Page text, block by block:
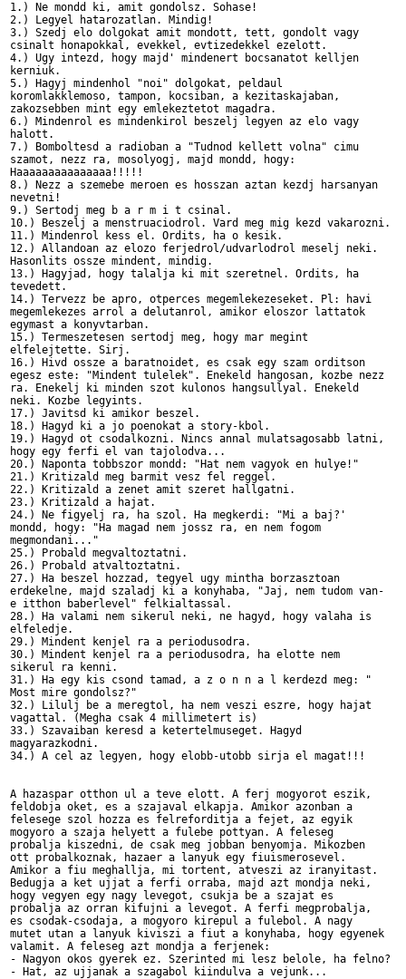
1.) Ne mondd ki, amit gondolsz. Sohase!
2.) Legyel hatarozatlan. Mindig!
3.) Szedj elo dolgokat amit mondott, tett, gondolt vagy
csinalt honapokkal, evekkel, evtizedekkel ezelott.
4.) Ugy intezd, hogy majd' mindenert bocsanatot kelljen
kerniuk.
5.) Hagyj mindenhol "noi" dolgokat, peldaul
koromlakklemoso, tampon, kocsiban, a kezitaskajaban,
zakozsebben mint egy emlekeztetot magadra.
6.) Mindenrol es mindenkirol beszelj legyen az elo vagy
halott.
7.) Bomboltesd a radioban a "Tudnod kellett volna" cimu
szamot, nezz ra, mosolyogj, majd mondd, hogy:
Haaaaaaaaaaaaaaa!!!!!
8.) Nezz a szemebe meroen es hosszan aztan kezdj harsanyan
nevetni!
9.) Sertodj meg b a r m i t csinal.
10.) Beszelj a menstruaciodrol. Vard meg mig kezd vakarozni.
11.) Mindenrol kess el. Ordits, ha o kesik.
12.) Allandoan az elozo ferjedrol/udvarlodrol meselj neki.
Hasonlits ossze mindent, mindig.
13.) Hagyjad, hogy talalja ki mit szeretnel. Ordits, ha
tevedett.
14.) Tervezz be apro, otperces megemlekezeseket. Pl: havi
megemlekezes arrol a delutanrol, amikor eloszor lattatok
egymast a konyvtarban.
15.) Termeszetesen sertodj meg, hogy mar megint
elfelejtette. Sirj.
16.) Hivd ossze a baratnoidet, es csak egy szam orditson
egesz este: "Mindent tulelek". Enekeld hangosan, kozbe nezz
ra. Enekelj ki minden szot kulonos hangsullyal. Enekeld
neki. Kozbe legyints.
17.) Javitsd ki amikor beszel.
18.) Hagyd ki a jo poenokat a story-kbol.
19.) Hagyd ot csodalkozni. Nincs annal mulatsagosabb latni,
hogy egy ferfi el van tajolodva...
20.) Naponta tobbszor mondd: "Hat nem vagyok en hulye!"
21.) Kritizald meg barmit vesz fel reggel.
22.) Kritizald a zenet amit szeret hallgatni.
23.) Kritizald a hajat.
24.) Ne figyelj ra, ha szol. Ha megkerdi: "Mi a baj?'
mondd, hogy: "Ha magad nem jossz ra, en nem fogom
megmondani..."
25.) Probald megvaltoztatni.
26.) Probald atvaltoztatni.
27.) Ha beszel hozzad, tegyel ugy mintha borzasztoan
erdekelne, majd szaladj ki a konyhaba, "Jaj, nem tudom van-
e itthon baberlevel" felkialtassal.
28.) Ha valami nem sikerul neki, ne hagyd, hogy valaha is
elfeledje.
29.) Mindent kenjel ra a periodusodra.
30.) Mindent kenjel ra a periodusodra, ha elotte nem
sikerul ra kenni.
31.) Ha egy kis csond tamad, a z o n n a l kerdezd meg: "
Most mire gondolsz?"
32.) Lilulj be a meregtol, ha nem veszi eszre, hogy hajat
vagattal. (Megha csak 4 millimetert is)
33.) Szavaiban keresd a ketertelmuseget. Hagyd
magyarazkodni.
34.) A cel az legyen, hogy elobb-utobb sirja el magat!!!
A hazaspar otthon ul a teve elott. A ferj mogyorot eszik,
feldobja oket, es a szajaval elkapja. Amikor azonban a
felesege szol hozza es felreforditja a fejet, az egyik
mogyoro a szaja helyett a fulebe pottyan. A feleseg
probalja kiszedni, de csak meg jobban benyomja. Mikozben
ott probalkoznak, hazaer a lanyuk egy fiuismerosevel.
Amikor a fiu meghallja, mi tortent, atveszi az iranyitast.
Bedugja a ket ujjat a ferfi orraba, majd azt mondja neki,
hogy vegyen egy nagy levegot, csukja be a szajat es
probalja az orran kifujni a levegot. A ferfi megprobalja,
es csodak-csodaja, a mogyoro kirepul a fulebol. A nagy
mutet utan a lanyuk kiviszi a fiut a konyhaba, hogy egyenek
valamit. A feleseg azt mondja a ferjenek:
- Nagyon okos gyerek ez. Szerinted mi lesz belole, ha felno?
- Hat, az ujjanak a szagabol kiindulva a vejunk...